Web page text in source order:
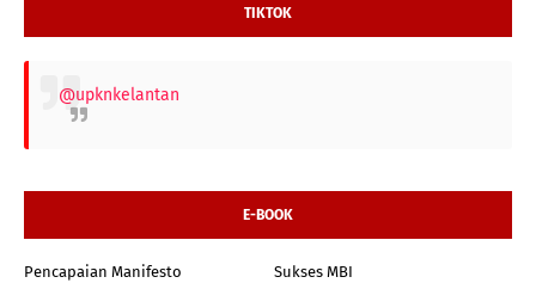
TIKTOK
@upknkelantan
E-BOOK
Pencapaian Manifesto Sukses MBI